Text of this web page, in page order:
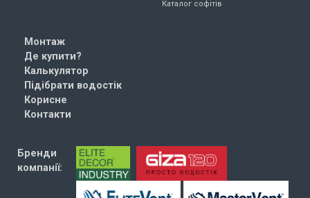
Каталог софітів
Монтаж
Де купити?
Калькулятор
Підібрати водостік
Корисне
Контакти
Бренди
компанії: